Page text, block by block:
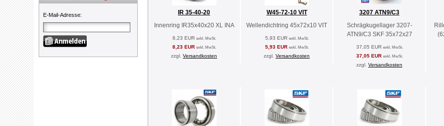
E-Mail-Adresse:
IR 35-40-20
Innenring IR35x40x20 XL INA
8,23 EUR exkl. MwSt.
8,23 EUR exkl. MwSt.
zzgl. Versandkosten
W45-72-10 VIT
Wellendichtring 45x72x10 VIT
5,93 EUR exkl. MwSt.
5,93 EUR exkl. MwSt.
zzgl. Versandkosten
3207 ATN9/C3
Schrägkugellager 3207-
ATN9/C3 SKF 35x72x27
37,05 EUR exkl. MwSt.
37,05 EUR exkl. MwSt.
zzgl. Versandkosten